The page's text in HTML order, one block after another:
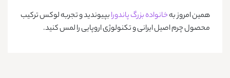
همین امروز بهخانواده بزرگ پاندورابپیوندید و تجربه لوکس ترکیب
محصول چرم اصیل ایرانی و تکنولوژی اروپایی را لمس کنید.